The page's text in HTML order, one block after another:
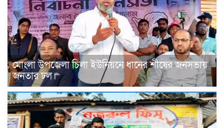
মোংলা উপজেলা চিলা ইউনিয়নে ধানের শীষের জনসভায়
জনতার ঢল।